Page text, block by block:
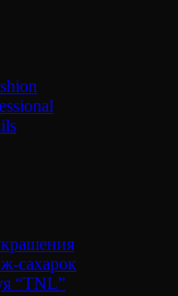
сахарок
“TNL”